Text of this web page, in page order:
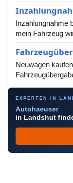
Inzahlungnahme
mein Fahrzeug
Neuwagen
EXPERTEN IN
Autohaeuser
in Landshut